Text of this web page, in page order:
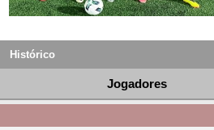
Histórico
Jogadores